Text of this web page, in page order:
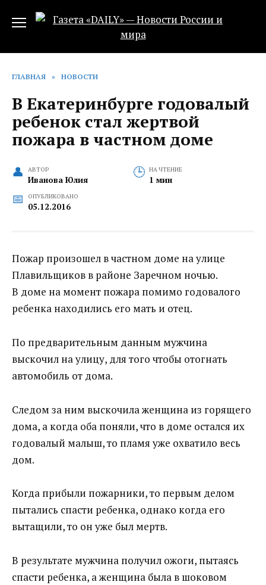
ГЛАВНАЯ » НОВОСТИ
В Екатеринбурге годовалый
ребенок стал жертвой
пожара в частном доме
АВТОР
Иванова Юлия
НА ЧТЕНИЕ
1 мин
ОПУБЛИКОВАНО
05.12.2016
Пожар произошел в частном доме на улице
Плавильщиков в районе Заречном ночью.
В доме на момент пожара помимо годовалого
ребенка находились его мать и отец.
По предварительным данным мужчина
выскочил на улицу, для того чтобы отогнать
автомобиль от дома.
Следом за ним выскочила женщина из горящего
дома, а когда оба поняли, что в доме остался их
годовалый малыш, то пламя уже охватило весь
дом.
Когда прибыли пожарники, то первым делом
пытались спасти ребенка, однако когда его
вытащили, то он уже был мертв.
В результате мужчина получил ожоги, пытаясь
спасти ребенка, а женщина была в шоковом